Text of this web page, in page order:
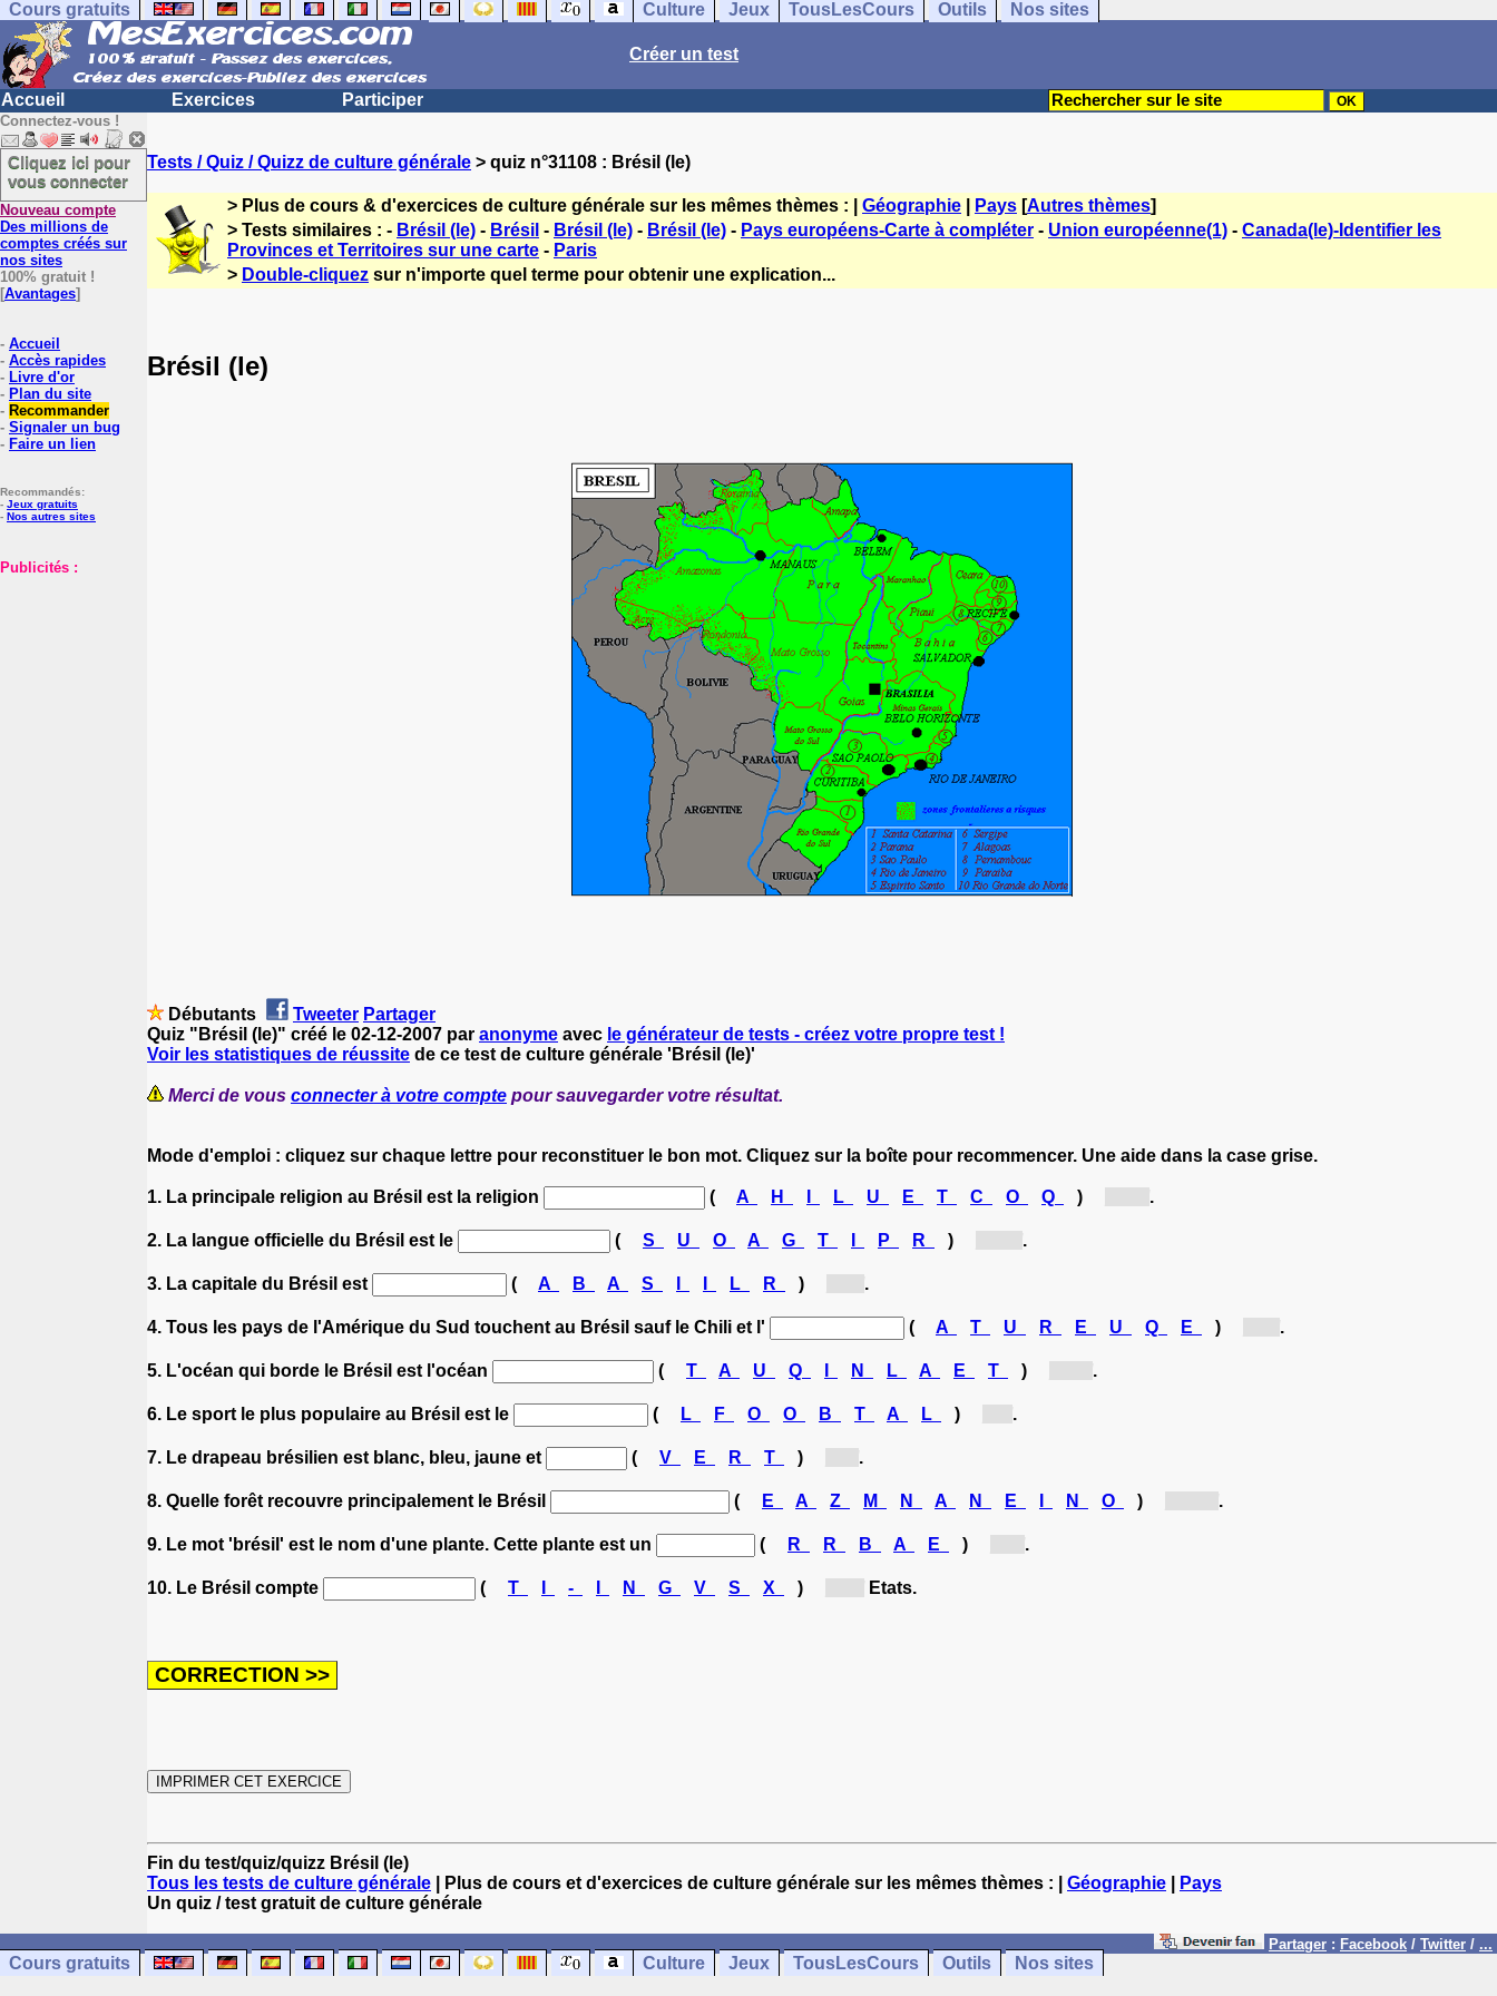
Cours gratuits Culture Jeux TousLesCours Outils Nos sites
Créer un test
Accueil Exercices Participer
Connectez-vous !
Cliquez ici pour
vous connecter
Nouveau compte
Des millions de
comptes créés sur
nos sites
100% gratuit !
[Avantages]
- Accueil
- Accès rapides
- Livre d'or
- Plan du site
- Recommander
- Signaler un bug
- Faire un lien
Recommandés:
- Jeux gratuits
- Nos autres sites
Publicités :
Tests / Quiz / Quizz de culture générale > quiz n°31108 : Brésil (le)
> Plus de cours & d'exercices de culture générale sur les mêmes thèmes : | Géographie Pays [Autres thèmes]
> Tests similaires : - Brésil (le) - Brésil - Brésil (le) - Brésil (le) - Pays européens-Carte à compléter - Union européenne(1) - Canada(le)-Identifier les
Provinces et Territoires sur une carte - Paris
> Double-cliquez sur n'importe quel terme pour obtenir une explication...
Brésil (le)
Débutants Tweeter Partager
Quiz "Brésil (le)" créé le 02-12-2007 par anonyme avec le générateur de tests - créez votre propre test !
Voir les statistiques de réussite de ce test de culture générale 'Brésil (le)'
Merci de vous connecter à votre compte pour sauvegarder votre résultat.
Mode d'emploi : cliquez sur chaque lettre pour reconstituer le bon mot. Cliquez sur la boîte pour recommencer. Une aide dans la case grise.
1. La principale religion au Brésil est la religion ( A H L U E T C O Q ) .
2. La langue officielle du Brésil est le ( S U O A G T P R ) .
3. La capitale du Brésil est ( A B A S L R ) .
4. Tous les pays de l'Amérique du Sud touchent au Brésil sauf le Chili et l' ( A T U R E U Q E ) .
5. L'océan qui borde le Brésil est l'océan ( T A U Q N L A E T ) .
6. Le sport le plus populaire au Brésil est le ( L F O O B T A L ) .
7. Le drapeau brésilien est blanc, bleu, jaune et ( V E R T ) .
8. Quelle forêt recouvre principalement le Brésil ( E A Z M N A N E N O ) .
9. Le mot 'brésil' est le nom d'une plante. Cette plante est un ( R R B A E ) .
10. Le Brésil compte ( T - N G V S X ) Etats.
Fin du test/quiz/quizz Brésil (le)
Tous les tests de culture générale | Plus de cours et d'exercices de culture générale sur les mêmes thèmes : | Géographie
Pays
Un quiz / test gratuit de culture générale
Partager : Facebook / Twitter / ...
Cours gratuits Culture Jeux TousLesCours Outils Nos sites